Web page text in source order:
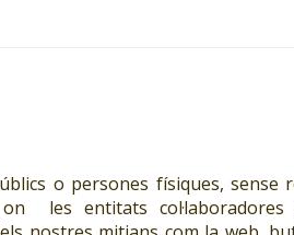
o persones físiques, sense
les entitats